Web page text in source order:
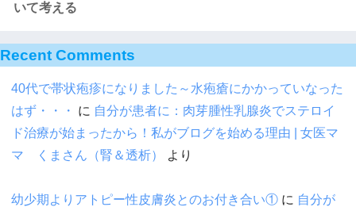
いて考える
Recent Comments
40代で帯状疱疹になりました～水疱瘡にかかっていなった
はず・・・
に 自分が患者に：肉芽腫性乳腺炎でステロイ
ド治療が始まったから！私がブログを始める理由 | 女医マ
マ くまさん（腎＆透析）
より
幼少期よりアトピー性皮膚炎とのお付き合い① に 自分が